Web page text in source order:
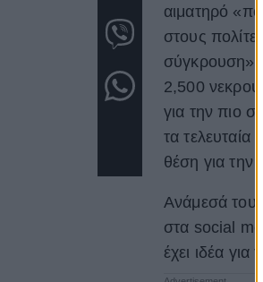
αιματηρό
στους
σύγκρουση»
2,500
για την πιο
τα τελευταία
θέση για την
Ανάμεσά τους
στα social
έχει ιδέα